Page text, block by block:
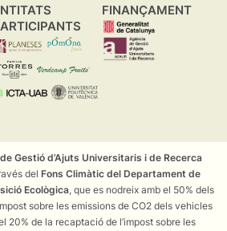
FINANÇAMENT
Gestió d’Ajuts Universitaris i de Recerca
del Fons Climàtic del Departament de
Ecològica, que es nodreix amb el 50% dels
sobre les emissions de CO2 dels vehicles
20% de la recaptació de l’impost sobre les